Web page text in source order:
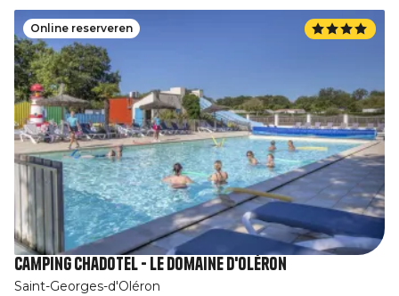
Online reserveren
Camping Chadotel - Le Domaine d'Oléron
Saint-Georges-d'Oléron